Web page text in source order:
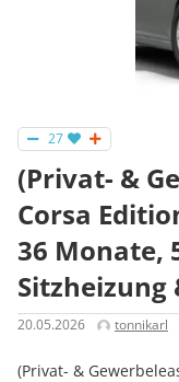
27
(Privat- &
Corsa
36 Monate,
Sitzheizung
20.05.2026 tonnikarl
(Privat- &